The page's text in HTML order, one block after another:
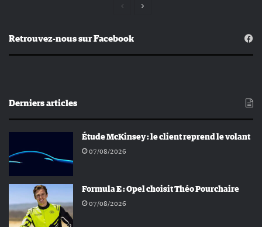
Page
Page
Retrouvez-nous sur Facebook
Derniers articles
Étude McKinsey : le client reprend le volant
07/08/2026
Formula E : Opel choisit Théo Pourchaire
07/08/2026